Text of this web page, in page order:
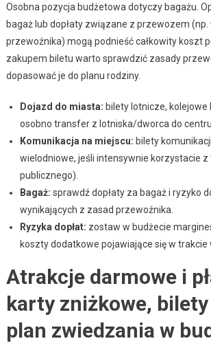
Osobna pozycja budżetowa dotyczy bagażu.
bagaż lub dopłaty związane z przewozem (np.
przewoźnika) mogą podnieść całkowity koszt
zakupem biletu warto sprawdzić zasady
dopasować je do planu rodziny.
Dojazd do miasta: bilety lotnicze,
osobno transfer z lotniska/dworca do
Komunikacja na miejscu: bilety
wielodniowe, jeśli intensywnie korzystacie
publicznego).
Bagaż: sprawdź dopłaty za bagaż i ryzyko
wynikających z zasad przewoźnika.
Ryzyka dopłat: zostaw w budżecie
koszty dodatkowe pojawiające się w trakcie
Atrakcje darmowe i
karty zniżkowe,
plan zwiedzania w